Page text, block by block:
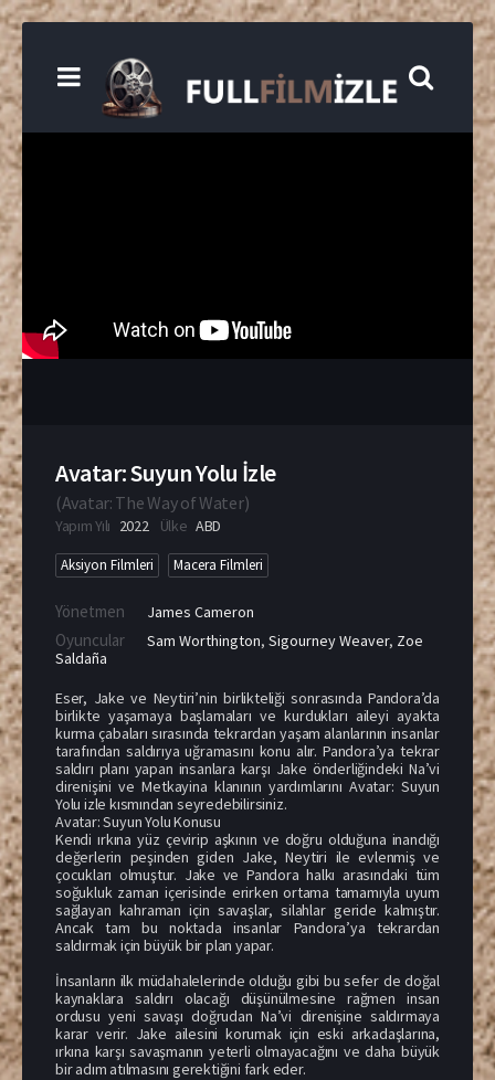
Avatar: Suyun Yolu İzle
(Avatar: The Way of Water)
Yapım Yılı 2022 Ülke ABD
Aksiyon Filmleri Macera Filmleri
Yönetmen James Cameron
Oyuncular Sam Worthington, Sigourney Weaver, Zoe
Saldaña
Eser, Jake ve Neytiri’nin birlikteliği sonrasında Pandora’da
birlikte yaşamaya başlamaları ve kurdukları aileyi ayakta
kurma çabaları sırasında tekrardan yaşam alanlarının insanlar
tarafından saldırıya uğramasını konu alır. Pandora’ya tekrar
saldırı planı yapan insanlara karşı Jake önderliğindeki Na’vi
direnişini ve Metkayina klanının yardımlarını Avatar: Suyun
Yolu izle kısmından seyredebilirsiniz.
Avatar: Suyun Yolu Konusu
Kendi ırkına yüz çevirip aşkının ve doğru olduğuna inandığı
değerlerin peşinden giden Jake, Neytiri ile evlenmiş ve
çocukları olmuştur. Jake ve Pandora halkı arasındaki tüm
soğukluk zaman içerisinde erirken ortama tamamıyla uyum
sağlayan kahraman için savaşlar, silahlar geride kalmıştır.
Ancak tam bu noktada insanlar Pandora’ya tekrardan
saldırmak için büyük bir plan yapar.
İnsanların ilk müdahalelerinde olduğu gibi bu sefer de doğal
kaynaklara saldırı olacağı düşünülmesine rağmen insan
ordusu yeni savaşı doğrudan Na’vi direnişine saldırmaya
karar verir. Jake ailesini korumak için eski arkadaşlarına,
ırkına karşı savaşmanın yeterli olmayacağını ve daha büyük
bir adım atılmasını gerektiğini fark eder.